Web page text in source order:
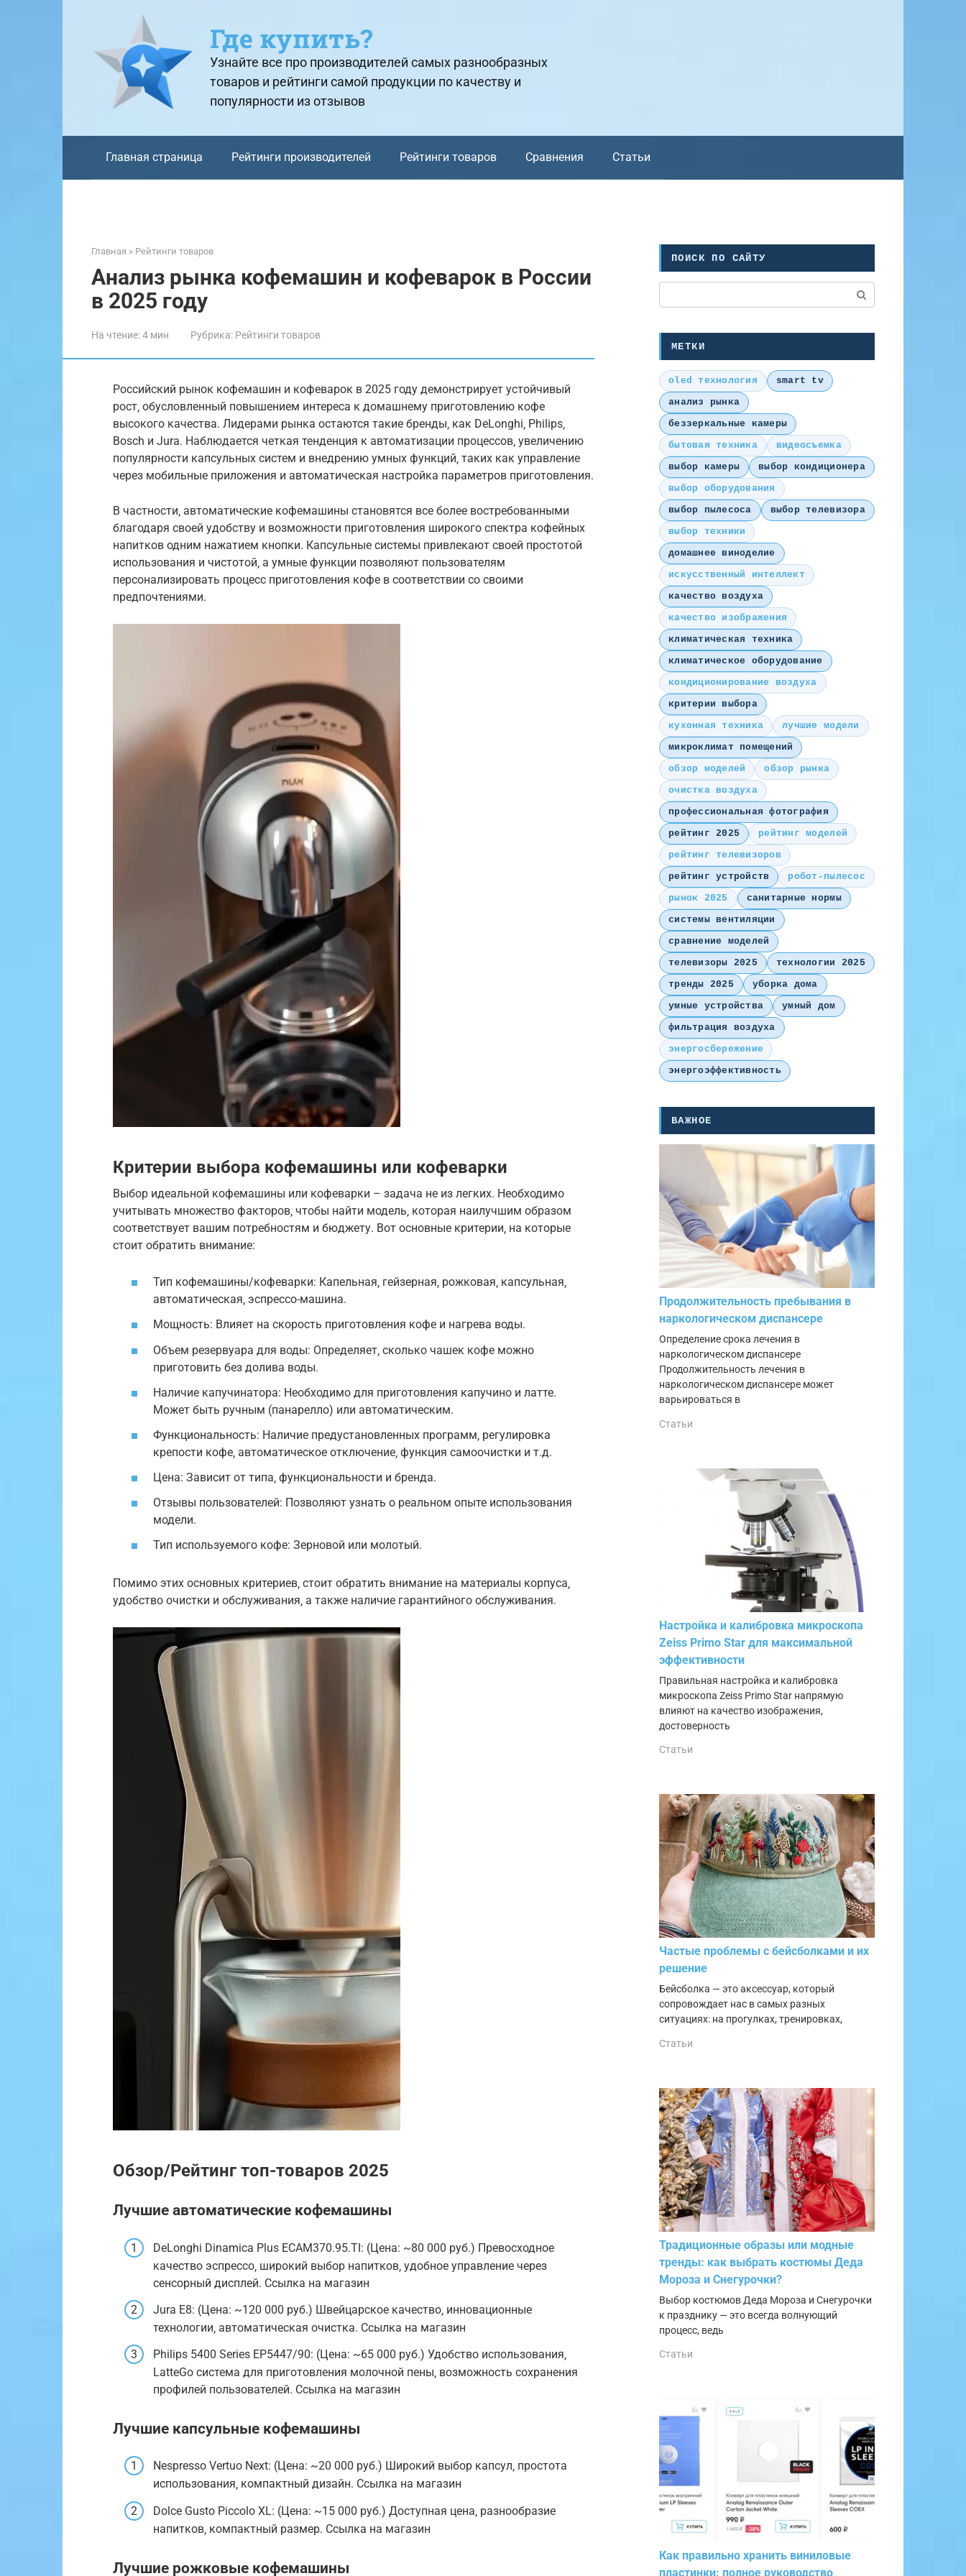
Где купить?
Узнайте все про производителей самых разнообразных
товаров и рейтинги самой продукции по качеству и
популярности из отзывов
Главная страница Рейтинги производителей Рейтинги товаров Сравнения Статьи
Главная » Рейтинги товаров
Анализ рынка кофемашин и кофеварок в России
в 2025 году
На чтение:4 мин Рубрика: Рейтинги товаров
Российский рынок кофемашин и кофеварок в 2025 году демонстрирует устойчивый
рост‚ обусловленный повышением интереса к домашнему приготовлению кофе
высокого качества. Лидерами рынка остаются такие бренды‚ как DeLonghi‚ Philips‚
Bosch и Jura. Наблюдается четкая тенденция к автоматизации процессов‚ увеличению
популярности капсульных систем и внедрению умных функций‚ таких как управление
через мобильные приложения и автоматическая настройка параметров приготовления.
В частности‚ автоматические кофемашины становятся все более востребованными
благодаря своей удобству и возможности приготовления широкого спектра кофейных
напитков одним нажатием кнопки. Капсульные системы привлекают своей простотой
использования и чистотой‚ а умные функции позволяют пользователям
персонализировать процесс приготовления кофе в соответствии со своими
предпочтениями.
Критерии выбора кофемашины или кофеварки
Выбор идеальной кофемашины или кофеварки – задача не из легких. Необходимо
учитывать множество факторов‚ чтобы найти модель‚ которая наилучшим образом
соответствует вашим потребностям и бюджету. Вот основные критерии‚ на которые
стоит обратить внимание:
Тип кофемашины/кофеварки: Капельная‚ гейзерная‚ рожковая‚ капсульная‚
автоматическая‚ эспрессо-машина.
Мощность: Влияет на скорость приготовления кофе и нагрева воды.
Объем резервуара для воды: Определяет‚ сколько чашек кофе можно
приготовить без долива воды.
Наличие капучинатора: Необходимо для приготовления капучино и латте.
Может быть ручным (панарелло) или автоматическим.
Функциональность: Наличие предустановленных программ‚ регулировка
крепости кофе‚ автоматическое отключение‚ функция самоочистки и т.д.
Цена: Зависит от типа‚ функциональности и бренда.
Отзывы пользователей: Позволяют узнать о реальном опыте использования
модели.
Тип используемого кофе: Зерновой или молотый.
Помимо этих основных критериев‚ стоит обратить внимание на материалы корпуса‚
удобство очистки и обслуживания‚ а также наличие гарантийного обслуживания.
Обзор/Рейтинг топ-товаров 2025
Лучшие автоматические кофемашины
DeLonghi Dinamica Plus ECAM370.95.TI: (Цена: ~80 000 руб.) Превосходное
качество эспрессо‚ широкий выбор напитков‚ удобное управление через
сенсорный дисплей. Ссылка на магазин
Jura E8: (Цена: ~120 000 руб.) Швейцарское качество‚ инновационные
технологии‚ автоматическая очистка. Ссылка на магазин
Philips 5400 Series EP5447/90: (Цена: ~65 000 руб.) Удобство использования‚
LatteGo система для приготовления молочной пены‚ возможность сохранения
профилей пользователей. Ссылка на магазин
Лучшие капсульные кофемашины
Nespresso Vertuo Next: (Цена: ~20 000 руб.) Широкий выбор капсул‚ простота
использования‚ компактный дизайн. Ссылка на магазин
Dolce Gusto Piccolo XL: (Цена: ~15 000 руб.) Доступная цена‚ разнообразие
напитков‚ компактный размер. Ссылка на магазин
Лучшие рожковые кофемашины
ПОИСК ПО САЙТУ
МЕТКИ
oled технология
smart tv
анализ рынка
беззеркальные камеры
бытовая техника
видеосъемка
выбор камеры
выбор кондиционера
выбор оборудования
выбор пылесоса
выбор телевизора
выбор техники
домашнее виноделие
искусственный интеллект
качество воздуха
качество изображения
климатическая техника
климатическое оборудование
кондиционирование воздуха
критерии выбора
кухонная техника
лучшие модели
микроклимат помещений
обзор моделей
обзор рынка
очистка воздуха
профессиональная фотография
рейтинг 2025
рейтинг моделей
рейтинг телевизоров
рейтинг устройств
робот-пылесос
рынок 2025
санитарные нормы
системы вентиляции
сравнение моделей
телевизоры 2025
технологии 2025
тренды 2025
уборка дома
умные устройства
умный дом
фильтрация воздуха
энергосбережение
энергоэффективность
ВАЖНОЕ
Продолжительность пребывания в
наркологическом диспансере
Определение срока лечения в
наркологическом диспансере
Продолжительность лечения в
наркологическом диспансере может
варьироваться в
Статьи
Настройка и калибровка микроскопа
Zeiss Primo Star для максимальной
эффективности
Правильная настройка и калибровка
микроскопа Zeiss Primo Star напрямую
влияют на качество изображения,
достоверность
Статьи
Частые проблемы с бейсболками и их
решение
Бейсболка — это аксессуар, который
сопровождает нас в самых разных
ситуациях: на прогулках, тренировках,
Статьи
Традиционные образы или модные
тренды: как выбрать костюмы Деда
Мороза и Снегурочки?
Выбор костюмов Деда Мороза и Снегурочки
к празднику — это всегда волнующий
процесс, ведь
Статьи
Как правильно хранить виниловые
пластинки: полное руководство